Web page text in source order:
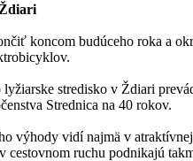
koncom budúceho roka a
lyžiarske stredisko v Ždiari
Strednica na 40 rokov.
výhody vidí najmä v
cestovnom ruchu podnikajú